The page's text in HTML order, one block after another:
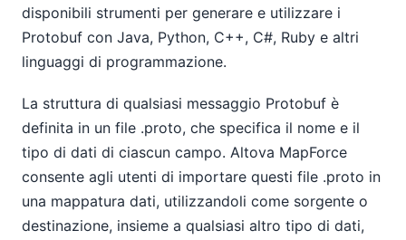
disponibili strumenti per generare e utilizzare i
Protobuf con Java, Python, C++, C#, Ruby e altri
linguaggi di programmazione.
La struttura di qualsiasi messaggio Protobuf è
definita in un file .proto, che specifica il nome e il
tipo di dati di ciascun campo. Altova MapForce
consente agli utenti di importare questi file .proto in
una mappatura dati, utilizzandoli come sorgente o
destinazione, insieme a qualsiasi altro tipo di dati,